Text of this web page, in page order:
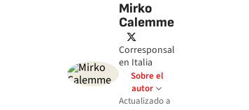
Mirko
Calemme
twitter
Corresponsal
en Italia
Sobre el
autor
Actualizado a